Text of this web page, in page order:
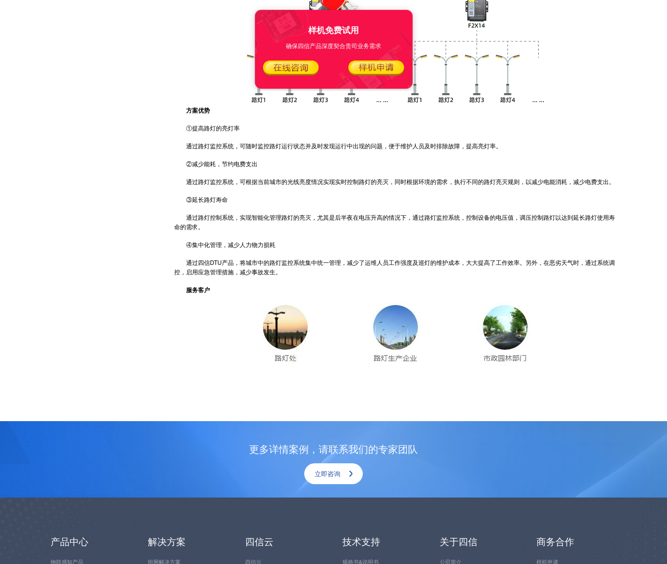
方案优势
①提高路灯的亮灯率
通过路灯监控系统，可随时监控路灯运行状态并及时发现运行中出现的问题，便于维护人员及时排除故障，提高亮灯率。
②减少能耗，节约电费支出
通过路灯监控系统，可根据当前城市的光线亮度情况实现实时控制路灯的亮灭，同时根据环境的需求，执行不同的路灯亮灭规则，以减少电能消耗，减少电费支出。
③延长路灯寿命
通过路灯控制系统，实现智能化管理路灯的亮灭，尤其是后半夜在电压升高的情况下，通过路灯监控系统，控制设备的电压值，调压控制路灯以达到延长路灯使用寿
命的需求。
④集中化管理，减少人力物力损耗
通过四信DTU产品，将城市中的路灯监控系统集中统一管理，减少了运维人员工作强度及巡灯的维护成本，大大提高了工作效率。另外，在恶劣天气时，通过系统调
控，启用应急管理措施，减少事故发生。
服务客户
更多详情案例，请联系我们的专家团队
立即咨询
产品中心
物联感知产品
解决方案
组网解决方案
四信云
四信云
技术支持
规格书&说明书
关于四信
公司简介
商务合作
样机申请
样机免费试用
确保四信产品深度契合贵司业务需求